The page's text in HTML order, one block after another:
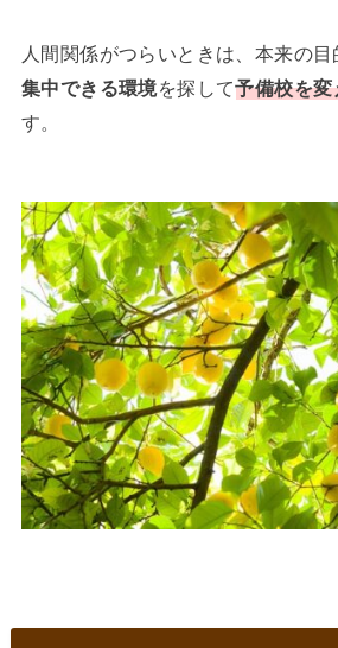
人間関係がつらいときは、本来の
集中できる環境を探して予備校を
す。